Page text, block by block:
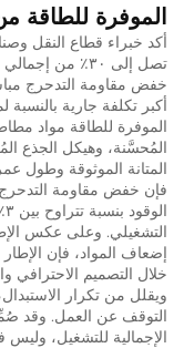
الموفرة للطاقة
أكد خبراء قطاع النقل
تصل إلى ٣٠٪ من
خفض مقاومة التدحرج
أكبر تكلفة جارية
الموفرة للطاقة مواد
المُحسَّنة، وهيكل الجذع
المتانة الموثوقة وطول
التشغيلي. وعلى عكس
إضعاف المواد، فإن
خلال التصميم الاحترافي
ويقلل من تكرار
التوقف عن العمل. وقد
الإجمالية للتشغيل،